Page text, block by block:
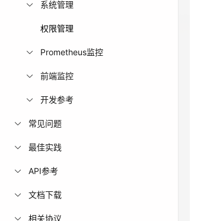
系统管理
权限管理
Prometheus监控
前端监控
开发参考
常见问题
最佳实践
API参考
文档下载
相关协议